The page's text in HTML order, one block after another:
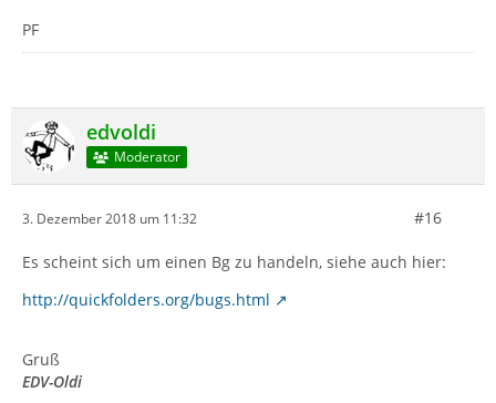
PF
edvoldi
Moderator
3. Dezember 2018 um 11:32 #16
Es scheint sich um einen Bg zu handeln, siehe auch hier:
http://quickfolders.org/bugs.html
Gruß
EDV-Oldi